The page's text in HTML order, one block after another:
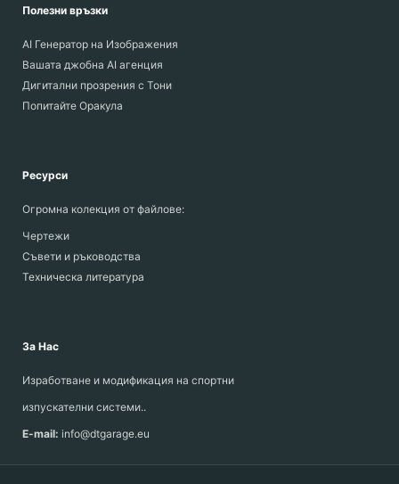
Полезни връзки
AI Генератор на Изображения
Вашата джобна AI агенция
Дигитални прозрения с Тони
Попитайте Оракула
Ресурси
Огромна колекция от файлове:
Чертежи
Съвети и ръководства
Техническа литература
За Нас
Изработване и модификация на спортни
изпускателни системи..
E-mail: info@dtgarage.eu